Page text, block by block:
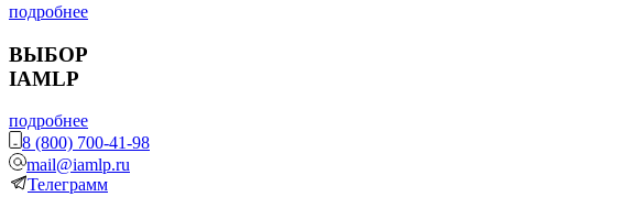
подробнее
ВЫБОР
IAMLP
подробнее
8 (800) 700-41-98
mail@iamlp.ru
Телеграмм